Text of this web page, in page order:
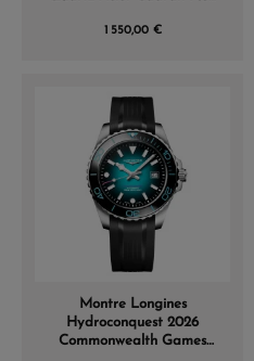
1 550,00 €
Montre Longines
Hydroconquest 2026
Commonwealth Games